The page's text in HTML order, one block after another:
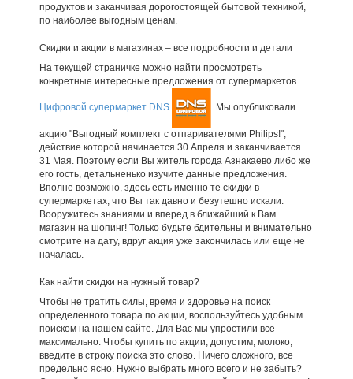
продуктов и заканчивая дорогостоящей бытовой техникой,
по наиболее выгодным ценам.
Скидки и акции в магазинах – все подробности и детали
На текущей страничке можно найти просмотреть
конкретные интересные предложения от супермаркетов
Цифровой супермаркет DNS . Мы опубликовали
акцию "Выгодный комплект с отпаривателями Philips!",
действие которой начинается 30 Апреля и заканчивается
31 Мая. Поэтому если Вы житель города Азнакаево либо же
его гость, детальненько изучите данные предложения.
Вполне возможно, здесь есть именно те скидки в
супермаркетах, что Вы так давно и безутешно искали.
Вооружитесь знаниями и вперед в ближайший к Вам
магазин на шопинг! Только будьте бдительны и внимательно
смотрите на дату, вдруг акция уже закончилась или еще не
началась.
Как найти скидки на нужный товар?
Чтобы не тратить силы, время и здоровье на поиск
определенного товара по акции, воспользуйтесь удобным
поиском на нашем сайте. Для Вас мы упростили все
максимально. Чтобы купить по акции, допустим, молоко,
введите в строку поиска это слово. Ничего сложного, все
предельно ясно. Нужно выбрать много всего и не забыть?